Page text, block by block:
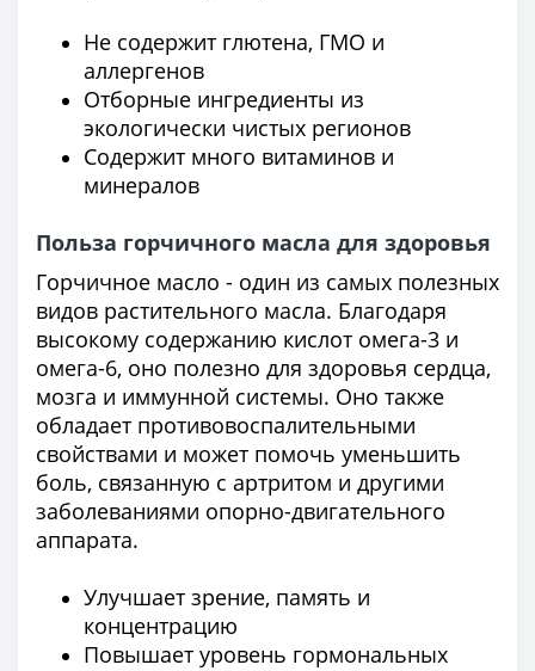
Не содержит глютена, ГМО и
аллергенов
Отборные ингредиенты из
экологически чистых регионов
Содержит много витаминов и
минералов
Польза горчичного масла для здоровья
Горчичное масло - один из самых полезных
видов растительного масла. Благодаря
высокому содержанию кислот омега-3 и
омега-6, оно полезно для здоровья сердца,
мозга и иммунной системы. Оно также
обладает противовоспалительными
свойствами и может помочь уменьшить
боль, связанную с артритом и другими
заболеваниями опорно-двигательного
аппарата.
Улучшает зрение, память и
концентрацию
Повышает уровень гормональных